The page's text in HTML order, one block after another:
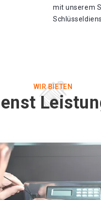
mit unserem
WIR BIETEN